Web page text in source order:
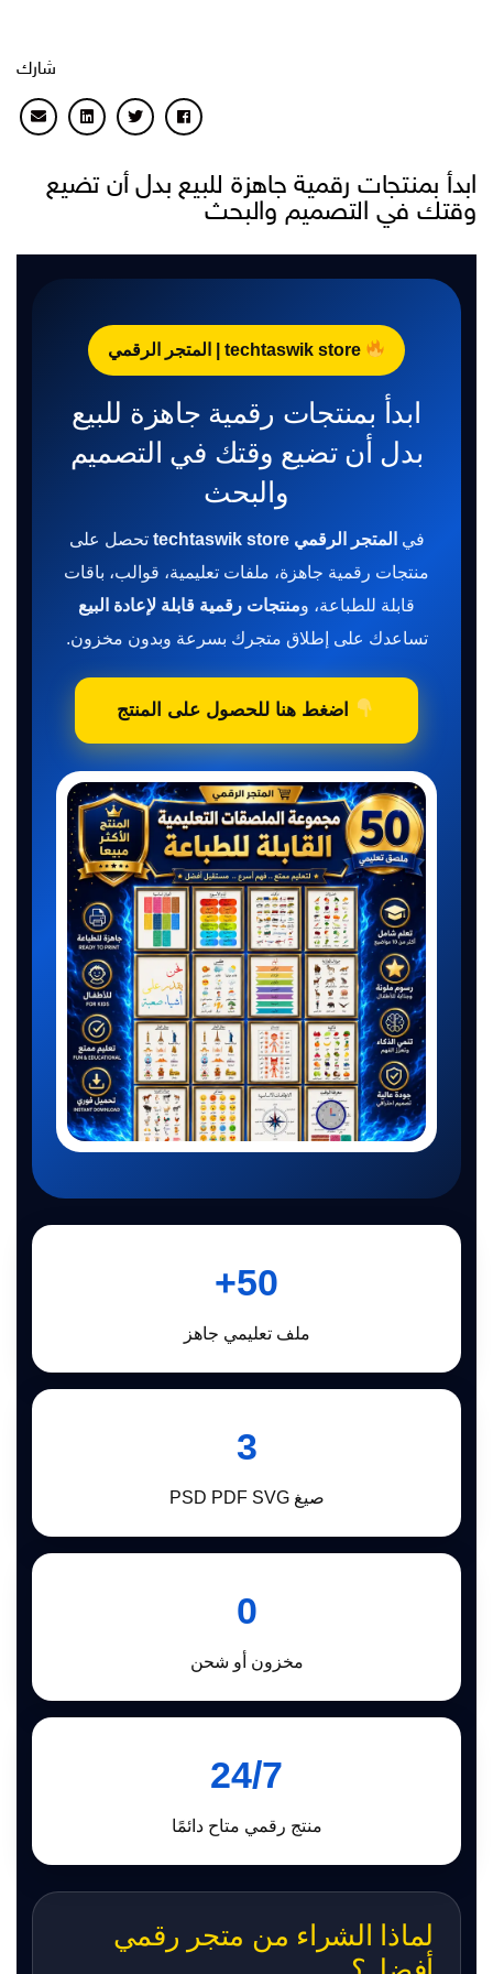
شارك
ابدأ بمنتجات رقمية جاهزة للبيع بدل أن تضيع
وقتك في التصميم والبحث
techtaswik store | المتجر الرقمي
ابدأ بمنتجات رقمية جاهزة للبيع
بدل أن تضيع وقتك في التصميم
والبحث
في المتجر الرقمي techtaswik store
تحصل على
منتجات رقمية جاهزة، ملفات تعليمية، قوالب، باقات
قابلة للطباعة، ومنتجات رقمية قابلة لإعادة البيع
تساعدك على إطلاق متجرك بسرعة وبدون مخزون.
اضغط هنا للحصول على المنتج
50+
ملف تعليمي جاهز
3
صيغ PSD PDF SVG
0
مخزون أو شحن
24/7
منتج رقمي متاح دائمًا
لماذا الشراء من متجر رقمي